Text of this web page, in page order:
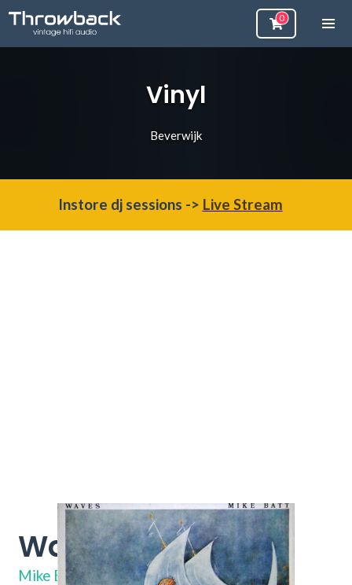
Vinyl
Beverwijk
Instore dj sessions -> Live Stream
Waves EPC 84617
Mike Batt